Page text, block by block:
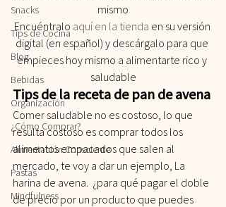
Snacks
Tips de Cocina
Blog
Bebidas
Organización
¿Cómo Comprar?
Alimentación Consciente
Pastas
Mindfulness
mismo
Encuéntralo aquí en la tienda en su versión
digital (en español) y descárgalo para que
empieces hoy mismo a alimentarte rico y
saludable
Tips de la receta de pan de avena
Comer saludable no es costoso, lo que
resulta costoso es comprar todos los
alimentos empacados que salen al
mercado, te voy a dar un ejemplo, La
harina de avena.  ¿para qué pagar el doble
de precio por un producto que puedes